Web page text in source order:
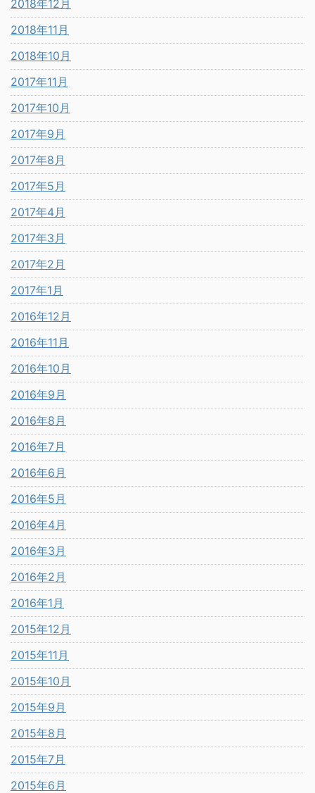
2018年12月
2018年11月
2018年10月
2017年11月
2017年10月
2017年9月
2017年8月
2017年5月
2017年4月
2017年3月
2017年2月
2017年1月
2016年12月
2016年11月
2016年10月
2016年9月
2016年8月
2016年7月
2016年6月
2016年5月
2016年4月
2016年3月
2016年2月
2016年1月
2015年12月
2015年11月
2015年10月
2015年9月
2015年8月
2015年7月
2015年6月